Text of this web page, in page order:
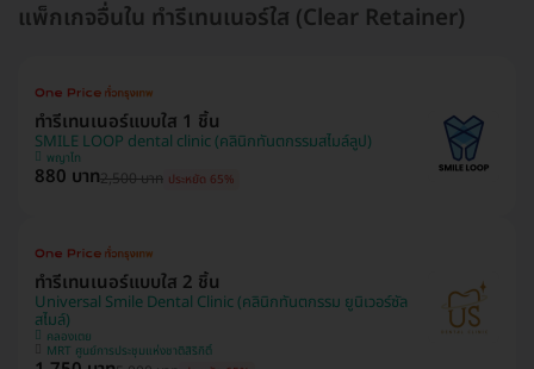
แพ็กเกจอื่นใน ทำรีเทนเนอร์ใส (Clear Retainer)
ทำรีเทนเนอร์แบบใส 1 ชิ้น
SMILE LOOP dental clinic (คลินิกทันตกรรมสไมล์ลูป)
พญาไท
880 บาท2,500 บาท ประหยัด 65%
ทำรีเทนเนอร์แบบใส 2 ชิ้น
Universal Smile Dental Clinic (คลินิกทันตกรรม ยูนิเวอร์ซัล
สไมล์)
คลองเตย
MRT ศูนย์การประชุมแห่งชาติสิริกิติ์